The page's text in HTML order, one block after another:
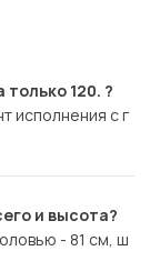
120. ?
исполнения с г
и высота?
- 81 см, ш